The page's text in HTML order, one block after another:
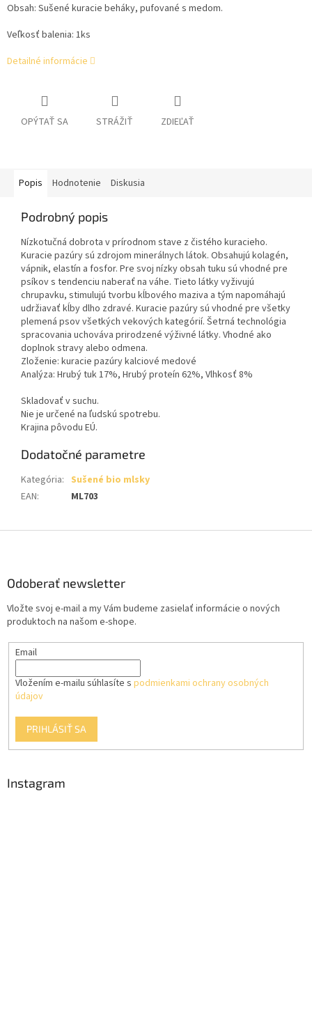
Obsah: Sušené kuracie beháky, pufované s medom.
Veľkosť balenia: 1ks
Detailné informácie
OPÝTAŤ SA STRÁŽIŤ ZDIEĽAŤ
Popis Hodnotenie Diskusia
Podrobný popis
Nízkotučná dobrota v prírodnom stave z čistého kuracieho.
Kuracie pazúry sú zdrojom minerálnych látok. Obsahujú kolagén,
vápnik, elastín a fosfor. Pre svoj nízky obsah tuku sú vhodné pre
psíkov s tendenciu naberať na váhe. Tieto látky vyživujú
chrupavku, stimulujú tvorbu kĺbového maziva a tým napomáhajú
udržiavať kĺby dlho zdravé. Kuracie pazúry sú vhodné pre všetky
plemená psov všetkých vekových kategórií. Šetrná technológia
spracovania uchováva prirodzené výživné látky. Vhodné ako
doplnok stravy alebo odmena.
Zloženie: kuracie pazúry kalciové medové
Analýza: Hrubý tuk 17%, Hrubý proteín 62%, Vlhkosť 8%
Skladovať v suchu.
Nie je určené na ľudskú spotrebu.
Krajina pôvodu EÚ.
Dodatočné parametre
Kategória: Sušené bio mlsky
EAN: ML703
Odoberať newsletter
Vložte svoj e-mail a my Vám budeme zasielať informácie o nových
produktoch na našom e-shope.
Email
Vložením e-mailu súhlasíte s podmienkami ochrany osobných
údajov
PRIHLÁSIŤ SA
Instagram